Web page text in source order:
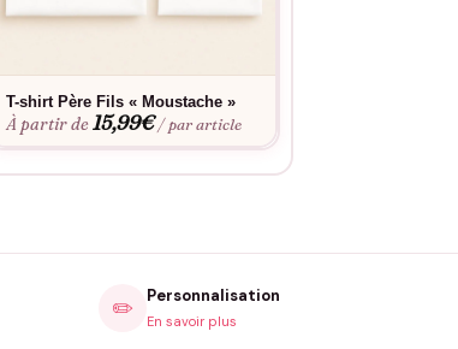
T-shirt Père Fils « Moustache »
À partir de15,99€ / par article
✏️ Personnalisation
En savoir plus